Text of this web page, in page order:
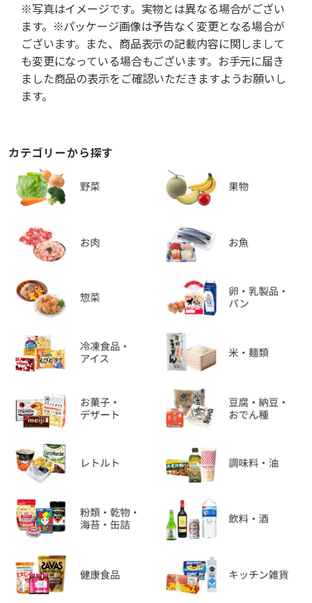
※写真はイメージです。実物とは異なる場合がござい
ます。※パッケージ画像は予告なく変更となる場合が
ございます。また、商品表示の記載内容に関しまして
も変更になっている場合もございます。お手元に届き
ました商品の表示をご確認いただきますようお願いし
ます。
カテゴリーから探す